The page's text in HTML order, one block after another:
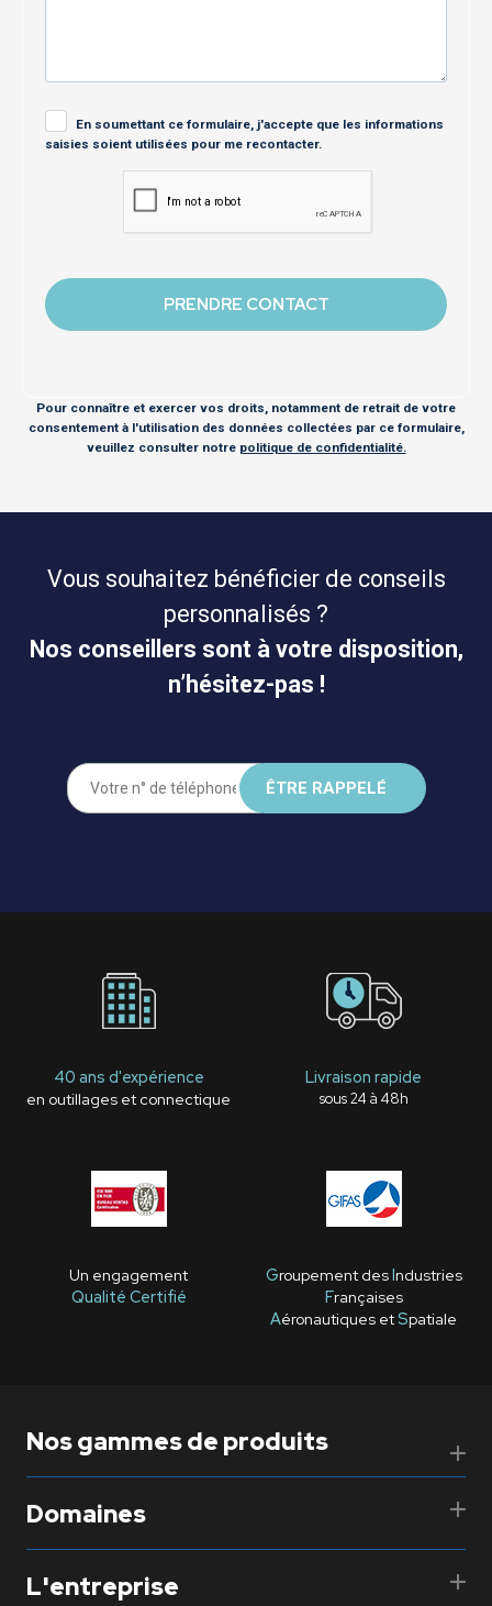
En soumettant ce formulaire, j'accepte que les informations
saisies soient utilisées pour me recontacter.
Pour connaître et exercer vos droits, notamment de retrait de votre
consentement à l'utilisation des données collectées par ce formulaire,
veuillez consulter notre politique de confidentialité.
Vous souhaitez bénéficier de conseils
personnalisés ?
Nos conseillers sont à votre disposition,
n’hésitez-pas !
40 ans d'expérience
en outillages et connectique
Livraison rapide
sous 24 à 48h
Un engagement
Qualité Certifié
Groupement desIndustries
Françaises
Aéronautiques etSpatiale
Nos gammes de produits
Domaines
L'entreprise